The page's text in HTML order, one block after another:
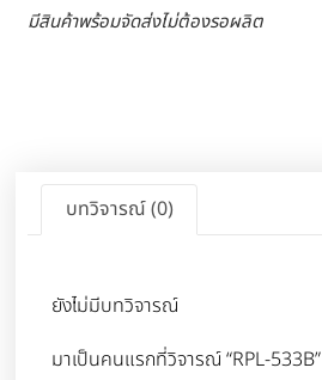
มีสินค้าพร้อมจัดส่งไม่ต้องรอผลิต
บทวิจารณ์ (0)
ยังไม่มีบทวิจารณ์
มาเป็นคนแรกที่วิจารณ์ “RPL-533B”